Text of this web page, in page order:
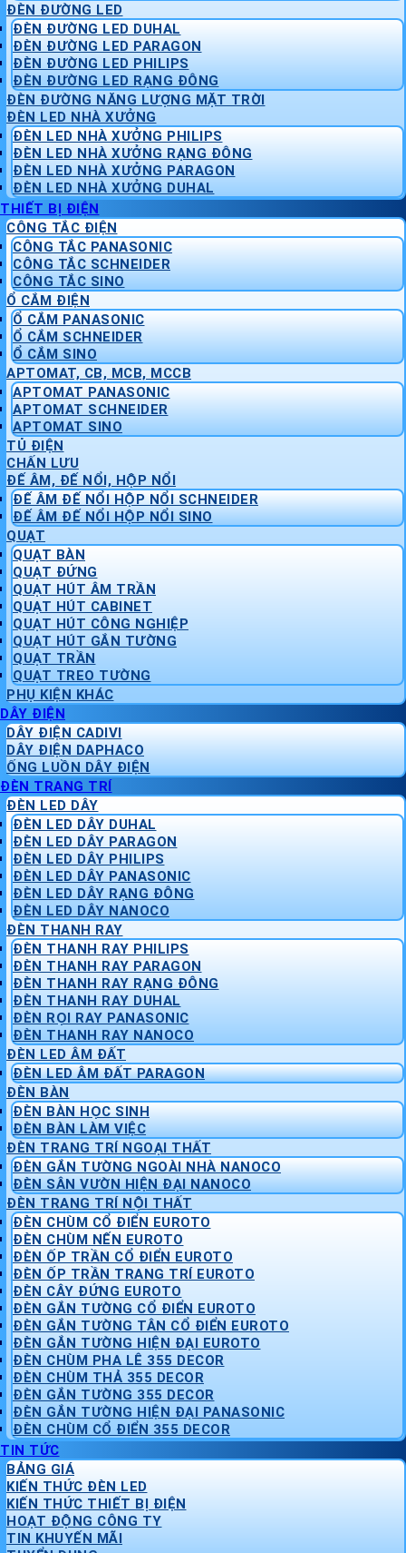
ĐÈN ĐƯỜNG LED
ĐÈN ĐƯỜNG LED DUHAL
ĐÈN ĐƯỜNG LED PARAGON
ĐÈN ĐƯỜNG LED PHILIPS
ĐÈN ĐƯỜNG LED RẠNG ĐÔNG
ĐÈN ĐƯỜNG NĂNG LƯỢNG MẶT TRỜI
ĐÈN LED NHÀ XƯỞNG
ĐÈN LED NHÀ XƯỞNG PHILIPS
ĐÈN LED NHÀ XƯỞNG RẠNG ĐÔNG
ĐÈN LED NHÀ XƯỞNG PARAGON
ĐÈN LED NHÀ XƯỞNG DUHAL
THIẾT BỊ ĐIỆN
CÔNG TẮC ĐIỆN
CÔNG TẮC PANASONIC
CÔNG TẮC SCHNEIDER
CÔNG TẮC SINO
Ổ CẮM ĐIỆN
Ổ CẮM PANASONIC
Ổ CẮM SCHNEIDER
Ổ CẮM SINO
APTOMAT, CB, MCB, MCCB
APTOMAT PANASONIC
APTOMAT SCHNEIDER
APTOMAT SINO
TỦ ĐIỆN
CHẤN LƯU
ĐẾ ÂM, ĐẾ NỔI, HỘP NỔI
ĐẾ ÂM ĐẾ NỔI HỘP NỔI SCHNEIDER
ĐẾ ÂM ĐẾ NỔI HỘP NỔI SINO
QUẠT
QUẠT BÀN
QUẠT ĐỨNG
QUẠT HÚT ÂM TRẦN
QUẠT HÚT CABINET
QUẠT HÚT CÔNG NGHIỆP
QUẠT HÚT GẮN TƯỜNG
QUẠT TRẦN
QUẠT TREO TƯỜNG
PHỤ KIỆN KHÁC
DÂY ĐIỆN
DÂY ĐIỆN CADIVI
DÂY ĐIỆN DAPHACO
ỐNG LUỒN DÂY ĐIỆN
ĐÈN TRANG TRÍ
ĐÈN LED DÂY
ĐÈN LED DÂY DUHAL
ĐÈN LED DÂY PARAGON
ĐÈN LED DÂY PHILIPS
ĐÈN LED DÂY PANASONIC
ĐÈN LED DÂY RẠNG ĐÔNG
ĐÈN LED DÂY NANOCO
ĐÈN THANH RAY
ĐÈN THANH RAY PHILIPS
ĐÈN THANH RAY PARAGON
ĐÈN THANH RAY RẠNG ĐÔNG
ĐÈN THANH RAY DUHAL
ĐÈN RỌI RAY PANASONIC
ĐÈN THANH RAY NANOCO
ĐÈN LED ÂM ĐẤT
ĐÈN LED ÂM ĐẤT PARAGON
ĐÈN BÀN
ĐÈN BÀN HỌC SINH
ĐÈN BÀN LÀM VIỆC
ĐÈN TRANG TRÍ NGOẠI THẤT
ĐÈN GẮN TƯỜNG NGOÀI NHÀ NANOCO
ĐÈN SÂN VƯỜN HIỆN ĐẠI NANOCO
ĐÈN TRANG TRÍ NỘI THẤT
ĐÈN CHÙM CỔ ĐIỂN EUROTO
ĐÈN CHÙM NẾN EUROTO
ĐÈN ỐP TRẦN CỔ ĐIỂN EUROTO
ĐÈN ỐP TRẦN TRANG TRÍ EUROTO
ĐÈN CÂY ĐỨNG EUROTO
ĐÈN GẮN TƯỜNG CỔ ĐIỂN EUROTO
ĐÈN GẮN TƯỜNG TÂN CỔ ĐIỂN EUROTO
ĐÈN GẮN TƯỜNG HIỆN ĐẠI EUROTO
ĐÈN CHÙM PHA LÊ 355 DECOR
ĐÈN CHÙM THẢ 355 DECOR
ĐÈN GẮN TƯỜNG 355 DECOR
ĐÈN GẮN TƯỜNG HIỆN ĐẠI PANASONIC
ĐÈN CHÙM CỔ ĐIỂN 355 DECOR
TIN TỨC
BẢNG GIÁ
KIẾN THỨC ĐÈN LED
KIẾN THỨC THIẾT BỊ ĐIỆN
HOẠT ĐỘNG CÔNG TY
TIN KHUYẾN MÃI